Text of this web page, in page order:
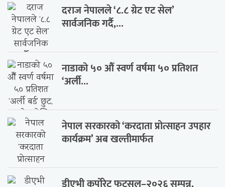
दराज नेपालले ‘८.८ ग्रेट एट सेल’
सार्वजनिक गर्दै,...
नाडाको ५० औँ स्वर्ण वर्षमा ५० प्रतिशत
‘अर्ली...
नेपाल सरकारको ‘करदाता प्रोत्साहन उपहार
कार्यक्रम’ अब खल्तीमार्फत